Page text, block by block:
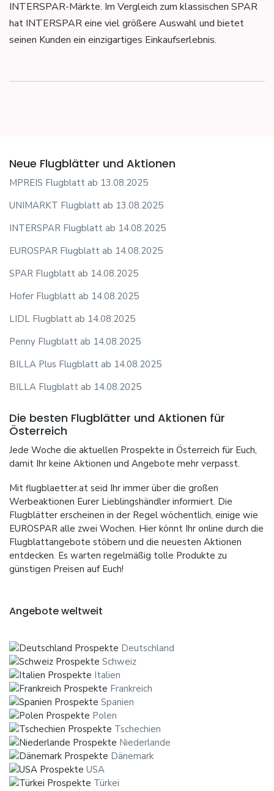
INTERSPAR-Märkte. Im Vergleich zum klassischen SPAR
hat INTERSPAR eine viel größere Auswahl und bietet
seinen Kunden ein einzigartiges Einkaufserlebnis.
Neue Flugblätter und Aktionen
MPREIS Flugblatt ab 13.08.2025
UNIMARKT Flugblatt ab 13.08.2025
INTERSPAR Flugblatt ab 14.08.2025
EUROSPAR Flugblatt ab 14.08.2025
SPAR Flugblatt ab 14.08.2025
Hofer Flugblatt ab 14.08.2025
LIDL Flugblatt ab 14.08.2025
Penny Flugblatt ab 14.08.2025
BILLA Plus Flugblatt ab 14.08.2025
BILLA Flugblatt ab 14.08.2025
Die besten Flugblätter und Aktionen für
Österreich
Jede Woche die aktuellen Prospekte in Österreich für Euch,
damit Ihr keine Aktionen und Angebote mehr verpasst.
Mit flugblaetter.at seid Ihr immer über die großen
Werbeaktionen Eurer Lieblingshändler informiert. Die
Flugblätter erscheinen in der Regel wöchentlich, einige wie
EUROSPAR alle zwei Wochen. Hier könnt Ihr online durch die
Flugblattangebote stöbern und die neuesten Aktionen
entdecken. Es warten regelmäßig tolle Produkte zu
günstigen Preisen auf Euch!
Angebote weltweit
Deutschland
Schweiz
Italien
Frankreich
Spanien
Polen
Tschechien
Niederlande
Dänemark
USA
Türkei